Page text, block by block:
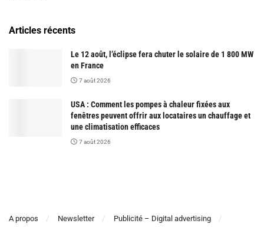
Articles récents
Le 12 août, l’éclipse fera chuter le solaire de 1 800 MW
en France
7 août 2026
USA : Comment les pompes à chaleur fixées aux
fenêtres peuvent offrir aux locataires un chauffage et
une climatisation efficaces
7 août 2026
A propos Newsletter Publicité – Digital advertising